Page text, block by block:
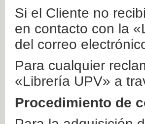
Si el Cliente no
en contacto con la
del correo
Para cualquier
«Librería UPV» a
Procedimiento de